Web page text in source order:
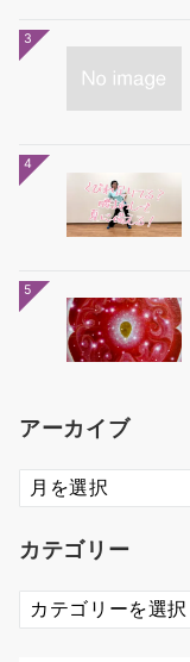
3
4
5
アーカイブ
ア
ー
イ
カテゴリー
カ
テ